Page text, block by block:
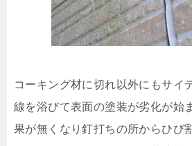
コーキング材に切れ以外にもサイ
線を浴びて表面の塗装が劣化が始
果が無くなり釘打ちの所からひび